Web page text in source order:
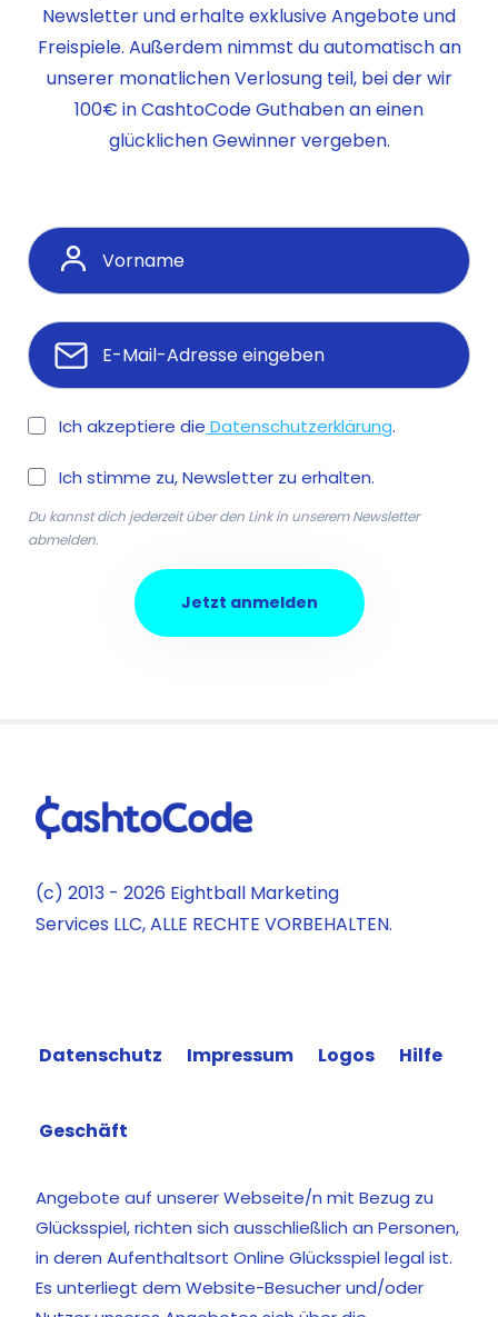
Newsletter und erhalte exklusive Angebote und
Freispiele. Außerdem nimmst du automatisch an
unserer monatlichen Verlosung teil, bei der wir
100€ in CashtoCode Guthaben an einen
glücklichen Gewinner vergeben.
Ich akzeptiere die Datenschutzerklärung.
Ich stimme zu, Newsletter zu erhalten.
Du kannst dich jederzeit über den Link in unserem Newsletter
abmelden.
Jetzt anmelden
(c) 2013 - 2026 Eightball Marketing
Services LLC, ALLE RECHTE VORBEHALTEN.
Datenschutz Impressum Logos Hilfe
Geschäft
Angebote auf unserer Webseite/n mit Bezug zu
Glücksspiel, richten sich ausschließlich an Personen,
in deren Aufenthaltsort Online Glücksspiel legal ist.
Es unterliegt dem Website-Besucher und/oder